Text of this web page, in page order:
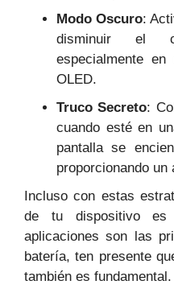
Modo Oscuro:
disminuir el
especialmente
OLED.
Truco Secreto:
cuando esté en
pantalla se
proporcionando
Incluso con estas
de tu dispositivo es
aplicaciones son las
batería, ten presente
también es fundamental.